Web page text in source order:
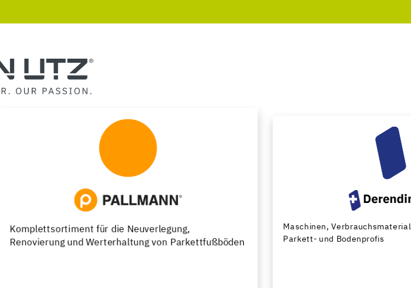
Neuverlegung,
von Parkettfußböden
Maschinen, Verbrauchsmaterial und Werkzeuge für
Parkett- und Bodenprofis